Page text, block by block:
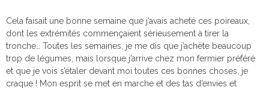
Cela faisait une bonne semaine que j’avais acheté ces poireaux,
dont les extrémités commençaient sérieusement à tirer la
tronche… Toutes les semaines, je me dis que j’achète beaucoup
trop de légumes, mais lorsque j’arrive chez mon fermier préféré
et que je vois s’étaler devant moi toutes ces bonnes choses, je
craque ! Mon esprit se met en marche et des tas d’envies et